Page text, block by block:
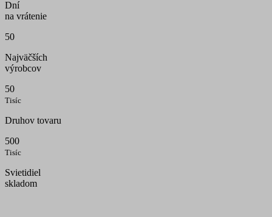
Dní
na vrátenie
50
Najväčších
výrobcov
50
Tisíc
Druhov tovaru
500
Tisíc
Svietidiel
skladom